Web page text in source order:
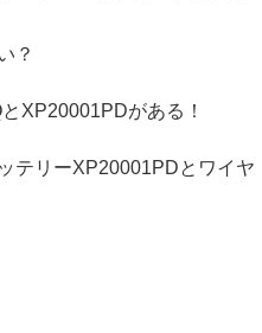
？
XP20001PDがある！
テリーXP20001PDとワイヤ